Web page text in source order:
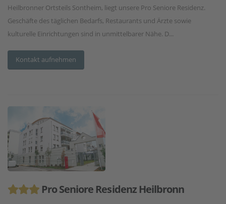
Heilbronner Ortsteils Sontheim, liegt unsere Pro Seniore Residenz.
Geschäfte des täglichen Bedarfs, Restaurants und Ärzte sowie
kulturelle Einrichtungen sind in unmittelbarer Nähe. D...
Kontakt aufnehmen
Pro Seniore Residenz Heilbronn